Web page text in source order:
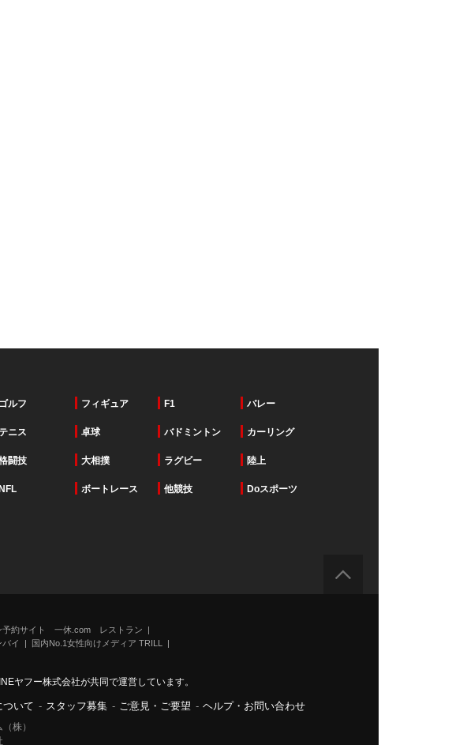
ゴルフ フィギュア F1 バレー
ニス 卓球 バドミントン カーリング
闘技 大相撲 ラグビー 陸上
NFL ボートレース 他競技 Doスポーツ
予約サイト 一休.com レストラン
イ
国内No.1女性向けメディア TRILL
ヤフー株式会社が共同で運営しています。
ついて - スタッフ募集 - ご意見・ご要望 - ヘルプ・お問い合わせ
株）